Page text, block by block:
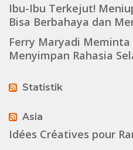
Ibu-Ibu Terkejut!
Bisa Berbahaya dan
Ferry Maryadi
Menyimpan Rahasia
Statistik
Asia
Idées Créatives pour